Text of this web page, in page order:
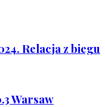
Relacja z biegu
Warsaw